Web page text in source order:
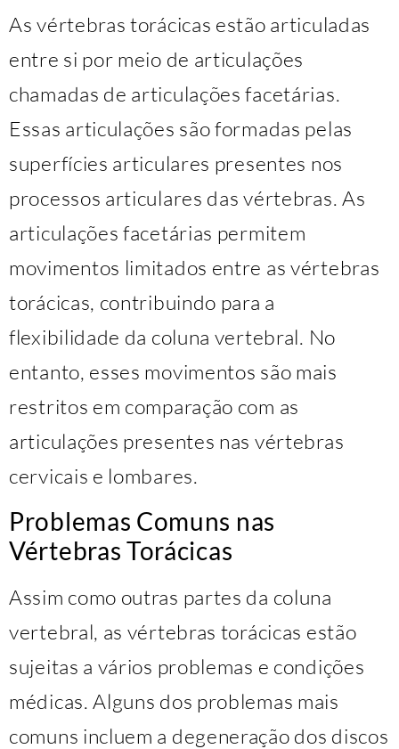
As vértebras torácicas estão articuladas
entre si por meio de articulações
chamadas de articulações facetárias.
Essas articulações são formadas pelas
superfícies articulares presentes nos
processos articulares das vértebras. As
articulações facetárias permitem
movimentos limitados entre as vértebras
torácicas, contribuindo para a
flexibilidade da coluna vertebral. No
entanto, esses movimentos são mais
restritos em comparação com as
articulações presentes nas vértebras
cervicais e lombares.
Problemas Comuns nas
Vértebras Torácicas
Assim como outras partes da coluna
vertebral, as vértebras torácicas estão
sujeitas a vários problemas e condições
médicas. Alguns dos problemas mais
comuns incluem a degeneração dos discos